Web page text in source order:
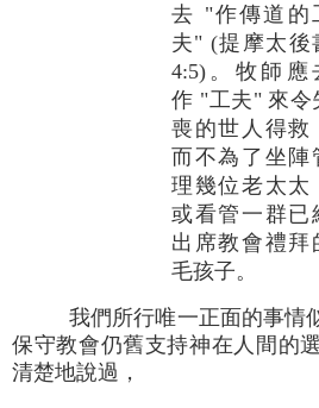
去 "作傳道的
夫" (提摩太後
4:5)。牧師應
作 "工夫" 來令
喪的世人得救
而不為了坐陣
理幾位老太太
或看管一群已
出席教會禮拜
毛孩子。
我們所行唯一正面的事情
保守教會仍舊支持神在人間的
清楚地說過，